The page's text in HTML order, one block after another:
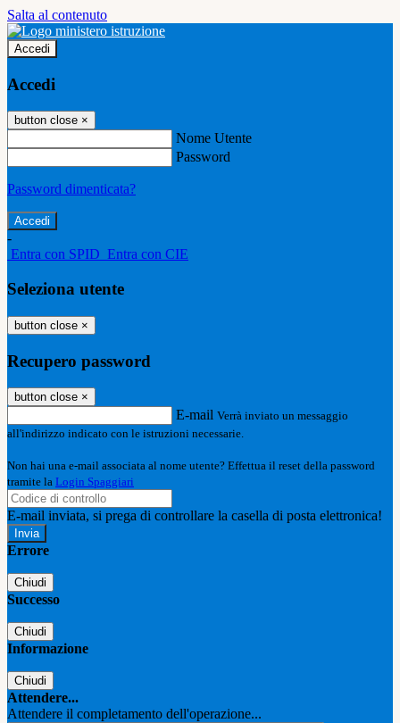
Salta al contenuto
Accedi
Accedi
button close ×
Nome Utente
Password
Password dimenticata?
-
Entra con SPID Entra con CIE
Seleziona utente
button close ×
Recupero password
button close ×
E-mail Verrà inviato un messaggio
all'indirizzo indicato con le istruzioni necessarie.
Non hai una e-mail associata al nome utente? Effettua il reset della password
tramite la Login Spaggiari
E-mail inviata, si prega di controllare la casella di posta elettronica!
Errore
Chiudi
Successo
Chiudi
Informazione
Chiudi
Attendere...
Attendere il completamento dell'operazione...